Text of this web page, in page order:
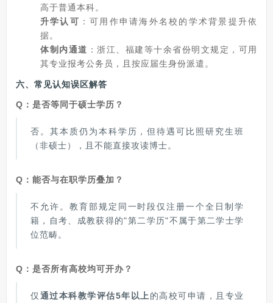
高于普通本科。
升学认可 ：可用作申请海外名校的学术背景提升依
据。
体制内通道 ：浙江、福建等十余省份明文规定，可用
其专业报考公务员，且按应届生身份派遣。
六、常见认知误区解答
Q：是否等同于硕士学历？
否。其本质仍为本科学历，但待遇可比照研究生班
（非硕士），且不能直接攻读博士。
Q：能否与在职学历叠加？
不允许。教育部规定同一时段仅注册一个全日制学
籍，自考、成教获得的"第二学历"不属于第二学士学
位范畴。
Q：是否所有高校均可开办？
仅 通过本科教学评估5年以上的高校可申请，且专业